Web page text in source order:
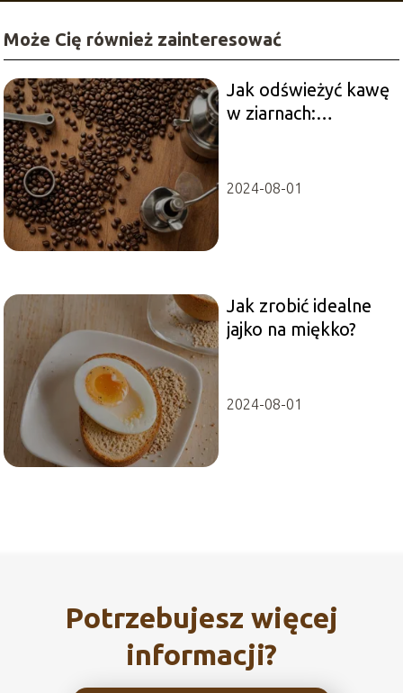
Może Cię również zainteresować
Jak odświeżyć kawę
w ziarnach:
świeżości
2024-08-01
Jak zrobić idealne
jajko na miękko?
2024-08-01
Potrzebujesz więcej
informacji?